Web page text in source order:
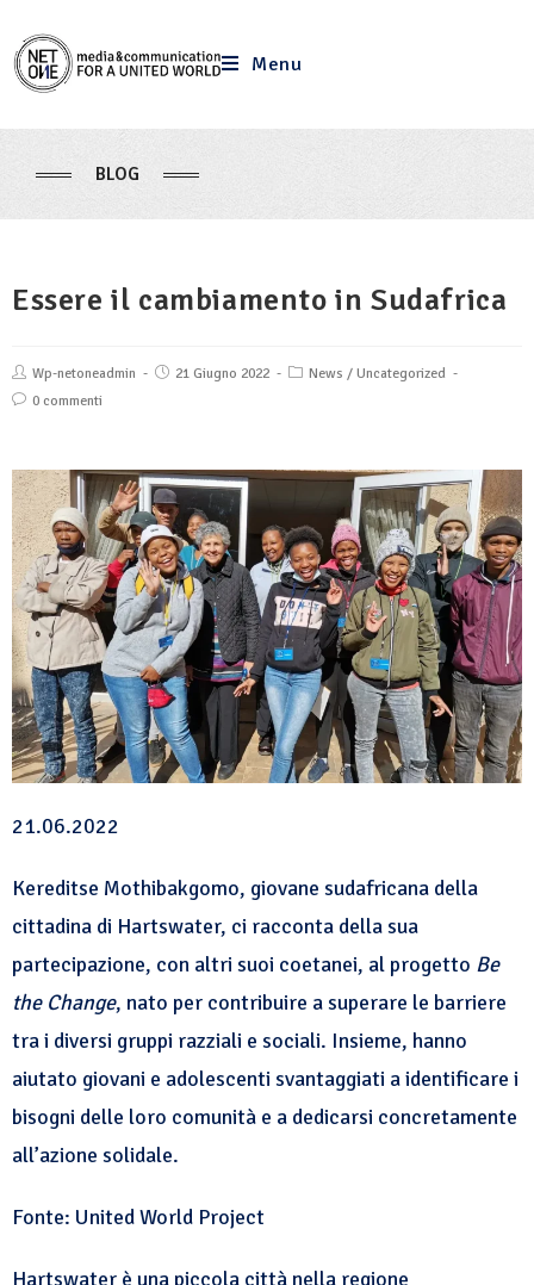
Menu
BLOG
Essere il cambiamento in Sudafrica
Wp-netoneadmin 21 Giugno 2022 News / Uncategorized
0 commenti
21.06.2022
Kereditse Mothibakgomo, giovane sudafricana della
cittadina di Hartswater, ci racconta della sua
partecipazione, con altri suoi coetanei, al progetto Be
the Change, nato per contribuire a superare le barriere
tra i diversi gruppi razziali e sociali. Insieme, hanno
aiutato giovani e adolescenti svantaggiati a identificare i
bisogni delle loro comunità e a dedicarsi concretamente
all’azione solidale.
Fonte: United World Project
Hartswater è una piccola città nella regione